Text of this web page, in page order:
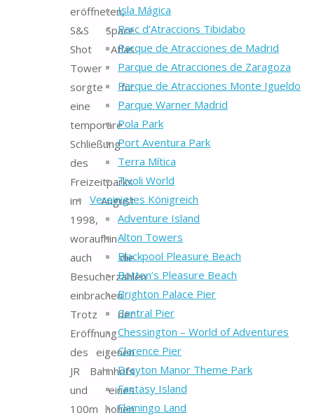
Isla Mágica
Parc d’Atraccions Tibidabo
Parque de Atracciones de Madrid
Parque de Atracciones de Zaragoza
Parque de Atracciones Monte Igueldo
Parque Warner Madrid
Pola Park
Port Aventura Park
Terra Mítica
Tivoli World
Vereinigtes Königreich
Adventure Island
Alton Towers
Blackpool Pleasure Beach
Botton’s Pleasure Beach
Brighton Palace Pier
Central Pier
Chessington – World of Adventures
Clarence Pier
Drayton Manor Theme Park
Fantasy Island
Flamingo Land
eröffneten,
S&S Space
Shot Atlas
Tower
sorgte für
eine
temporäre
Schließung
des
Freizeitparks
im August
1998,
woraufhin
auch die
Besucherzahlen
einbrachen.
Trotz der
Eröffnung
des eigenen
JR Bahnhofs
und eines
100m hohen